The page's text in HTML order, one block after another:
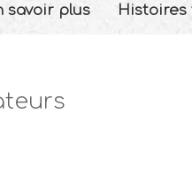
savoir plus Histoires